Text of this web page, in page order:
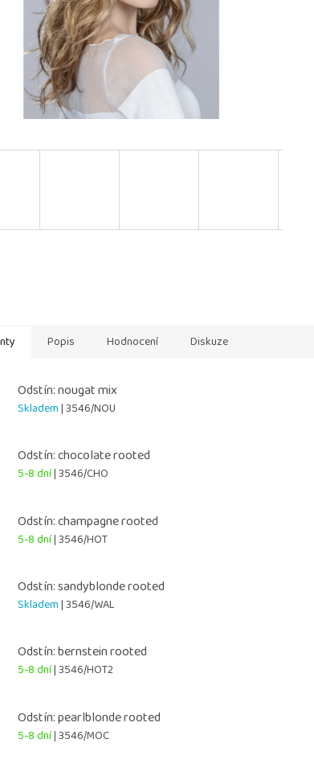
Popis Hodnocení Diskuze
Odstín: nougat mix
Skladem| 3546/NOU
Odstín: chocolate rooted
5-8 dní| 3546/CHO
Odstín: champagne rooted
5-8 dní| 3546/HOT
Odstín: sandyblonde rooted
Skladem| 3546/WAL
Odstín: bernstein rooted
5-8 dní| 3546/HOT2
Odstín: pearlblonde rooted
5-8 dní| 3546/MOC